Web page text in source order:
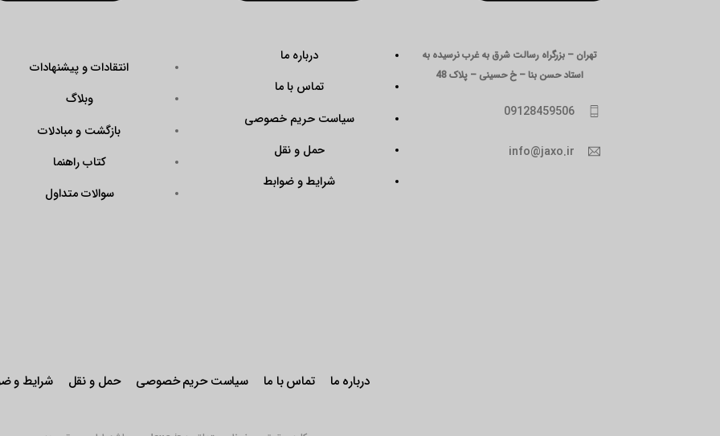
تهران – بزرگراه رسالت شرق به غرب نرسیده به
استاد حسن بنا – خ حسینی – پلاک 48
09128459506
info@jaxo.ir
درباره ما
تماس با ما
سیاست حریم خصوصی
حمل و نقل
شرایط و ضوابط
انتقادات و پیشنهادات
وبلاگ
بازگشت و مبادلات
کتاب راهنما
سوالات متداول
درباره ما تماس با ما سیاست حریم خصوصی حمل و نقل شرایط و